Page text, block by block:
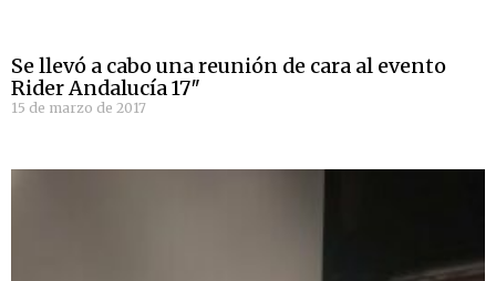
Se llevó a cabo una reunión de cara al evento
Rider Andalucía 17″
15 de marzo de 2017